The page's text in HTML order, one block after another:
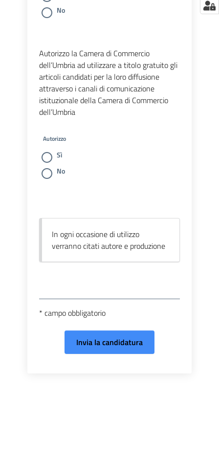
No
Autorizzo la Camera di Commercio
dell’Umbria ad utilizzare a titolo gratuito gli
articoli candidati per la loro diffusione
attraverso i canali di comunicazione
istituzionale della Camera di Commercio
dell’Umbria
Autorizzo
Sì
No
In ogni occasione di utilizzo
verranno citati autore e produzione
* campo obbligatorio
Invia la candidatura